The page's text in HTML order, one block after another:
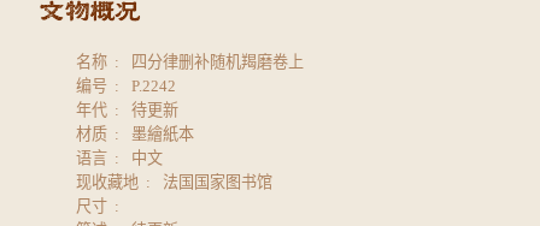
名称
四分律删补随机羯磨卷上
编号
P.2242
年代
待更新
材质
墨繪紙本
语言
中文
现收藏地
法国国家图书馆
尺寸